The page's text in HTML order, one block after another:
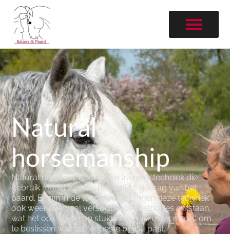
Natural
horsemanship
Natural horsemanship is een trainingstechniek die
gebruik maakt van het natuurlijke gedrag van het
paard. Er zijn in de loop der tijd binnen deze techniek
ook weer allemaal verschillende methodes ontstaan,
wat het ook weer een stukje ingewikkelder maakt om
te beslissen wat nu het beste bij jou past.